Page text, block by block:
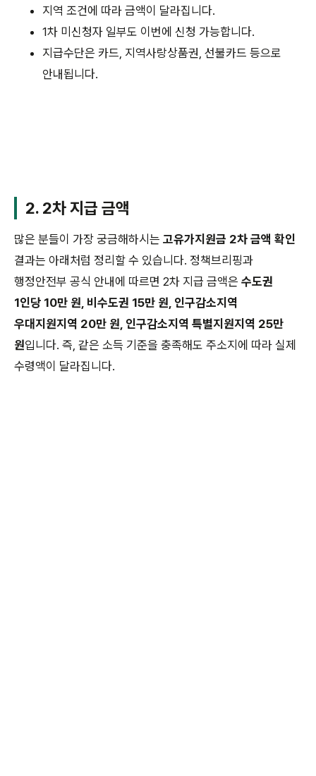
지역 조건에 따라 금액이 달라집니다.
1차 미신청자 일부도 이번에 신청 가능합니다.
지급수단은 카드, 지역사랑상품권, 선불카드 등으로
안내됩니다.
2. 2차 지급 금액
많은 분들이 가장 궁금해하시는 고유가지원금 2차 금액 확인
결과는 아래처럼 정리할 수 있습니다. 정책브리핑과
행정안전부 공식 안내에 따르면 2차 지급 금액은 수도권
1인당 10만 원, 비수도권 15만 원, 인구감소지역
우대지원지역 20만 원, 인구감소지역 특별지원지역 25만
원입니다. 즉, 같은 소득 기준을 충족해도 주소지에 따라 실제
수령액이 달라집니다.